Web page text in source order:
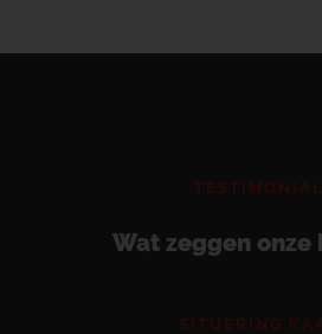
Wat zeggen onze
SITUERING